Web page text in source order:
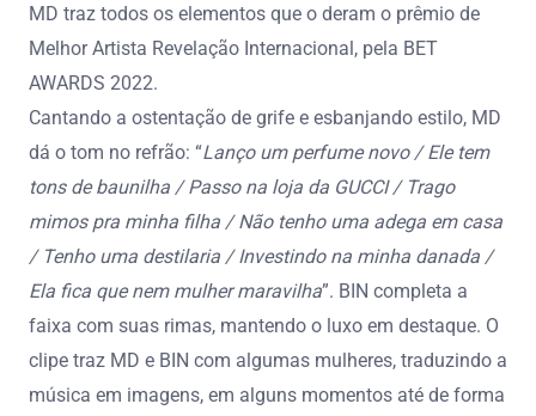
MD traz todos os elementos que o deram o prêmio de
Melhor Artista Revelação Internacional, pela BET
AWARDS 2022.
Cantando a ostentação de grife e esbanjando estilo, MD
dá o tom no refrão: “Lanço um perfume novo / Ele tem
tons de baunilha / Passo na loja da GUCCI / Trago
mimos pra minha filha / Não tenho uma adega em casa
/ Tenho uma destilaria / Investindo na minha danada /
Ela fica que nem mulher maravilha”. BIN completa a
faixa com suas rimas, mantendo o luxo em destaque. O
clipe traz MD e BIN com algumas mulheres, traduzindo a
música em imagens, em alguns momentos até de forma